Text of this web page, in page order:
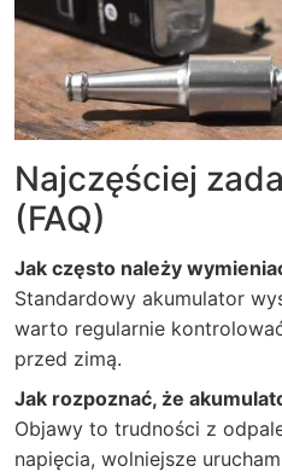
Najczęściej
(FAQ)
Jak często należy
Standardowy akumulator
warto regularnie
przed zimą.
Jak rozpoznać, że
Objawy to trudności z
napięcia, wolniejsze